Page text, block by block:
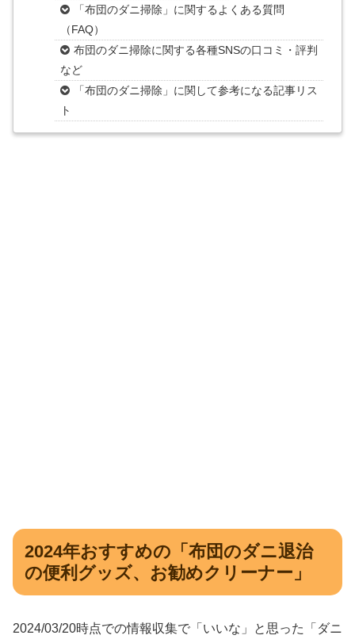
「布団のダニ掃除」に関するよくある質問
（FAQ）
布団のダニ掃除に関する各種SNSの口コミ・評判
など
「布団のダニ掃除」に関して参考になる記事リス
ト
2024年おすすめの「布団のダニ退治
の便利グッズ、お勧めクリーナー」
2024/03/20時点での情報収集で「いいな」と思った「ダニ